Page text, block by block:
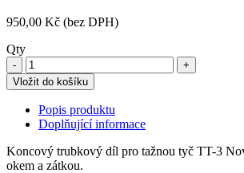
950,00 Kč (bez DPH)
Qty
Vložit do košíku
Popis produktu
Doplňující informace
Koncový trubkový díl pro tažnou tyč TT-3
okem a zátkou.